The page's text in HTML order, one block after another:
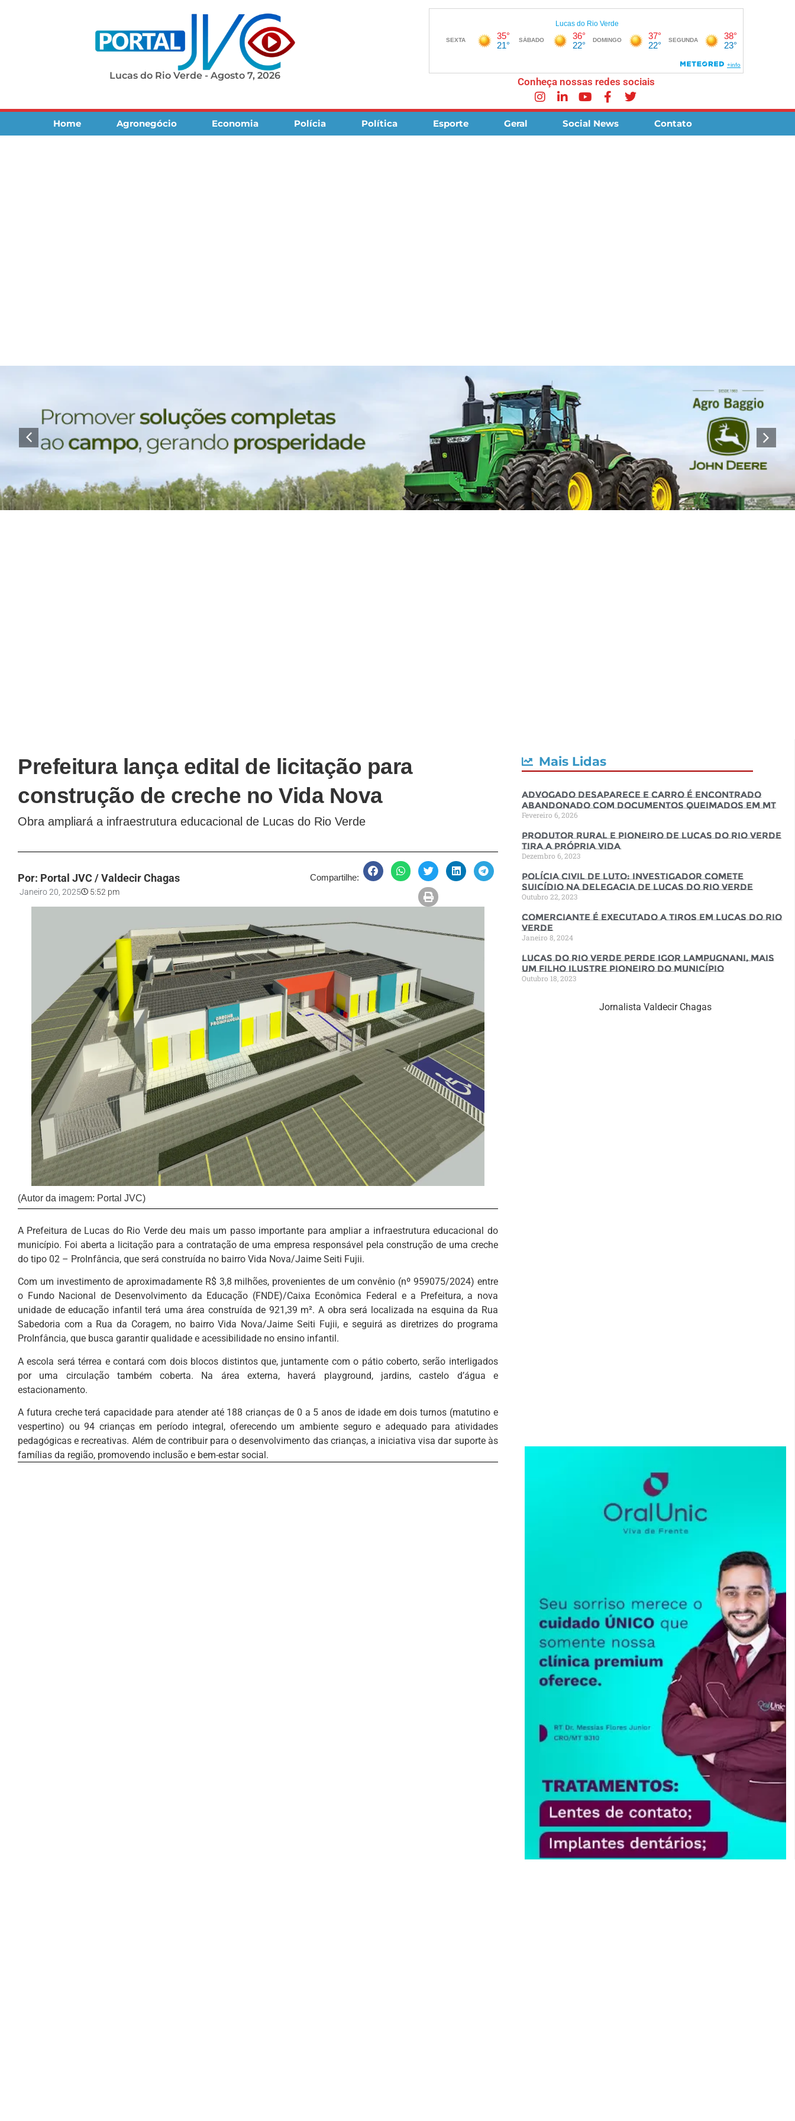
Lucas do Rio Verde - Agosto 7, 2026
Conheça nossas redes sociais
Home Agronegócio Economia Polícia Política Esporte Geral Social News Contato
Prefeitura lança edital de licitação para
construção de creche no Vida Nova
Obra ampliará a infraestrutura educacional de Lucas do Rio Verde
Por: Portal JVC / Valdecir Chagas
Janeiro 20, 2025 5:52 pm
Compartilhe:
(Autor da imagem: Portal JVC)
A Prefeitura de Lucas do Rio Verde deu mais um passo importante para ampliar a infraestrutura educacional do
município. Foi aberta a licitação para a contratação de uma empresa responsável pela construção de uma creche
do tipo 02 – ProInfância, que será construída no bairro Vida Nova/Jaime Seiti Fujii.
Com um investimento de aproximadamente R$ 3,8 milhões, provenientes de um convênio (nº 959075/2024) entre
o Fundo Nacional de Desenvolvimento da Educação (FNDE)/Caixa Econômica Federal e a Prefeitura, a nova
unidade de educação infantil terá uma área construída de 921,39 m². A obra será localizada na esquina da Rua
Sabedoria com a Rua da Coragem, no bairro Vida Nova/Jaime Seiti Fujii, e seguirá as diretrizes do programa
ProInfância, que busca garantir qualidade e acessibilidade no ensino infantil.
A escola será térrea e contará com dois blocos distintos que, juntamente com o pátio coberto, serão interligados
por uma circulação também coberta. Na área externa, haverá playground, jardins, castelo d’água e
estacionamento.
A futura creche terá capacidade para atender até 188 crianças de 0 a 5 anos de idade em dois turnos (matutino e
vespertino) ou 94 crianças em período integral, oferecendo um ambiente seguro e adequado para atividades
pedagógicas e recreativas. Além de contribuir para o desenvolvimento das crianças, a iniciativa visa dar suporte às
famílias da região, promovendo inclusão e bem-estar social.
Mais Lidas
Advogado desaparece e carro é encontrado
abandonado com documentos queimados em MT
Fevereiro 6, 2026
Produtor rural e pioneiro de Lucas do Rio Verde
tira a própria vida
Dezembro 6, 2023
Polícia Civil de luto: Investigador comete
suicídio na Delegacia de Lucas do Rio Verde
Outubro 22, 2023
Comerciante é executado a tiros em Lucas do Rio
Verde
Janeiro 8, 2024
Lucas do Rio Verde perde Igor Lampugnani, mais
um filho ilustre pioneiro do município
Outubro 18, 2023
Jornalista Valdecir Chagas